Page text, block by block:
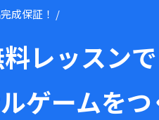
成保証！ /
レッスンで
ゲームをつ